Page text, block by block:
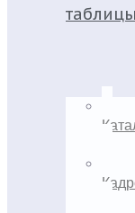
таблицы